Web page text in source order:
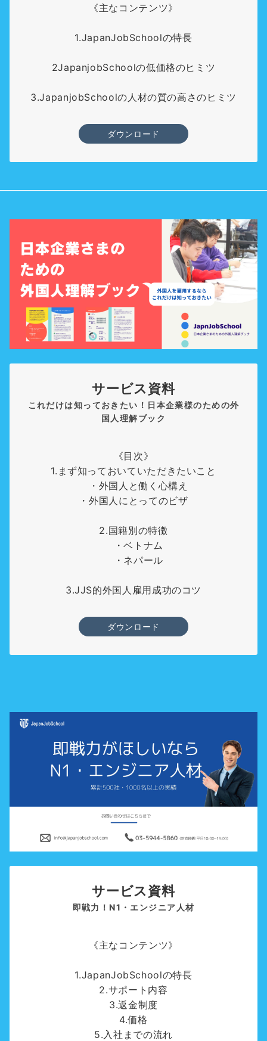
《主なコンテンツ》
1.JapanJobSchoolの特長
2JapanjobSchoolの低価格のヒミツ
3.JapanjobSchoolの人材の質の高さのヒミツ
ダウンロード
サービス資料
これだけは知っておきたい！日本企業様のための外
国人理解ブック
《目次》
1.まず知っておいていただきたいこと
・外国人と働く心構え
・外国人にとってのビザ
2.国籍別の特徴
・ベトナム
・ネパール
3.JJS的外国人雇用成功のコツ
ダウンロード
サービス資料
即戦力！N1・エンジニア人材
《主なコンテンツ》
1.JapanJobSchoolの特長
2.サポート内容
3.返金制度
4.価格
5.入社までの流れ